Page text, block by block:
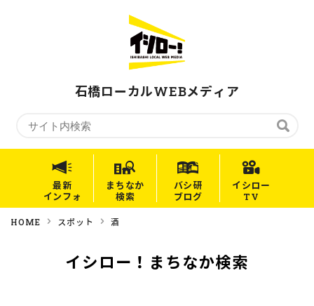
石橋ローカルWEBメディア
最新
インフォ
まちなか
検索
バシ研
ブログ
イシロー
TV
HOME スポット 酒
イシロー！まちなか検索